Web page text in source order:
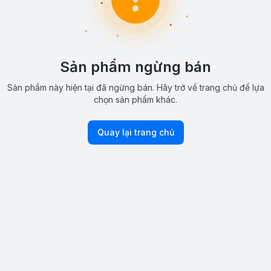
Sản phẩm ngừng bán
Sản phẩm này hiện tại đã ngừng bán. Hãy trở về trang chủ để lựa
chọn sản phẩm khác.
Quay lại trang chủ